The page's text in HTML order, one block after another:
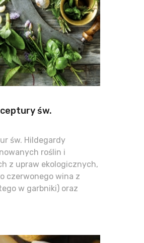
św.
św. Hildegardy
roślin i
z upraw ekologicznych,
czerwonego wina z
w garbniki) oraz